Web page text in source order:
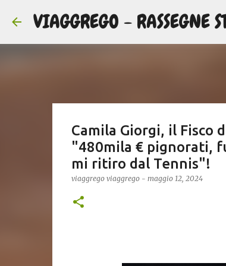
VIAGGREGO - RASSEGNE
Camila Giorgi, il Fisco
"480mila € pignorati,
mi ritiro dal Tennis"!
viaggrego viaggrego - maggio 12, 2024